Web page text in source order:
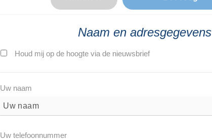
Naam en adresgegevens
Houd mij op de hoogte via de nieuwsbrief
Uw naam
Uw telefoonnummer